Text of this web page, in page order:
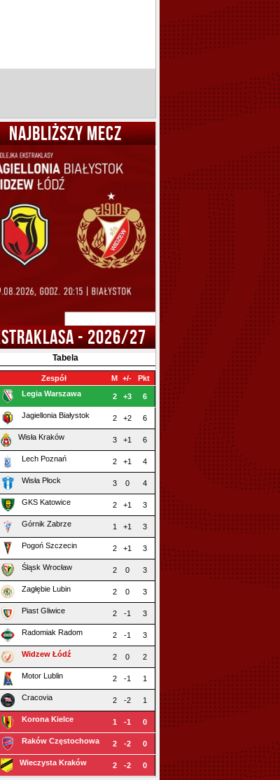
NAJBLIŻSZY MECZ
- 2026/27
Tabela
Zespół M +/- Pkt
Legia Warszawa 2 +3 6
Jagiellonia Białystok 2 +2 6
Wisła Kraków 3 +1 6
Lech Poznań 2 +1 4
Wisła Płock 3 0 4
GKS Katowice 2 +1 3
Górnik Zabrze 1 +1 3
Pogoń Szczecin 2 +1 3
Śląsk Wrocław 2 0 3
Zagłębie Lubin 2 0 3
Piast Gliwice 2 -1 3
Radomiak Radom 2 -1 3
Widzew Łódź 2 0 2
Motor Lublin 2 -1 1
Cracovia 2 -2 1
Korona Kielce 1 -1 0
Raków Częstochowa 2 -2 0
Wieczysta Kraków 2 -2 0